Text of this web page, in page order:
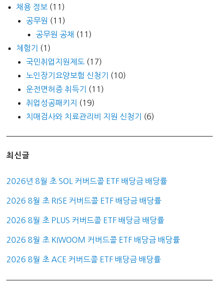
채용 정보 (11)
공무원 (11)
공무원 공채 (11)
체험기
(1)
국민취업지원제도 (17)
노인장기요양보험 신청기
(10)
운전면허증 취득기
(11)
취업성공패키지
(19)
치매검사와 치료관리비 지원 신청기
(6)
최신글
2026년 8월 초 SOL 커버드콜 ETF 배당금 배당률
2026 8월 초 RISE 커버드콜 ETF 배당금 배당률
2026 8월 초 PLUS 커버드콜 ETF 배당금 배당률
2026 8월 초 KIWOOM 커버드콜 ETF 배당금 배당률
2026 8월 초 ACE 커버드콜 ETF 배당금 배당률